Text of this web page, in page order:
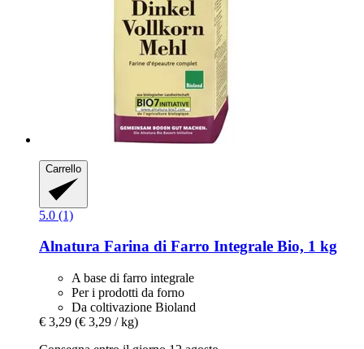
Carrello
5.0 (1)
Alnatura Farina di Farro Integrale Bio, 1 kg
A base di farro integrale
Per i prodotti da forno
Da coltivazione Bioland
€ 3,29 (€ 3,29 / kg)